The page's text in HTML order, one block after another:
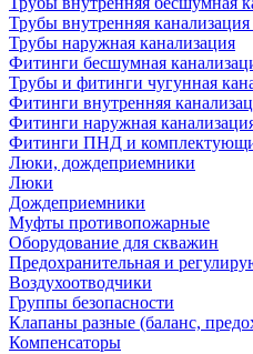
Трубы внутренняя
Трубы наружная канализация
Фитинги бесшумная
Трубы и фитинги чугунная
Фитинги внутренняя
Фитинги наружная
Фитинги ПНД и
Люки, дождеприемники
Люки
Дождеприемники
Муфты противопожарные
Оборудование для скважин
Предохранительная и
Воздухоотводчики
Группы безопасности
Клапаны разные (баланс,
Компенсаторы